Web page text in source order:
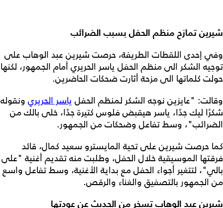
شيرين تمازح منظم الحفل بسبب الضرائب
وفي إحدى اللقطات الطريفة، حرصت شيرين عبد الوهاب على
توجيه الشكر الى منظم الحفل ياسر الحريري أمام الجمهور، لكنها
حولت كلماتها الى مزحة أثارت ضحكات الحاضرين.
وقالت: "عايزين نوجه الشكر لمنظم الحفل ياسر الحريري ونقوله
شكرًا ليك جدًا، ياسر هيقبض فلوس كتيرة جدًا، خلى بالك من
الضرائب"، وسط تفاعل وضحكات من الجمهور.
كما حرصت شيرين على تحية المايسترو سعيد كمال، قائد
فرقتها الموسيقية خلال الحفل، وطلبت منه تقديم أغنية "على
بالي"، لتتغير أجواء الحفل مع بداية الأغنية، وسط تفاعل واسع
من الجمهور بالتصفيق والغناء والرقص.
شيرين عبد الوهاب تسخر من الحديث عن عودتها